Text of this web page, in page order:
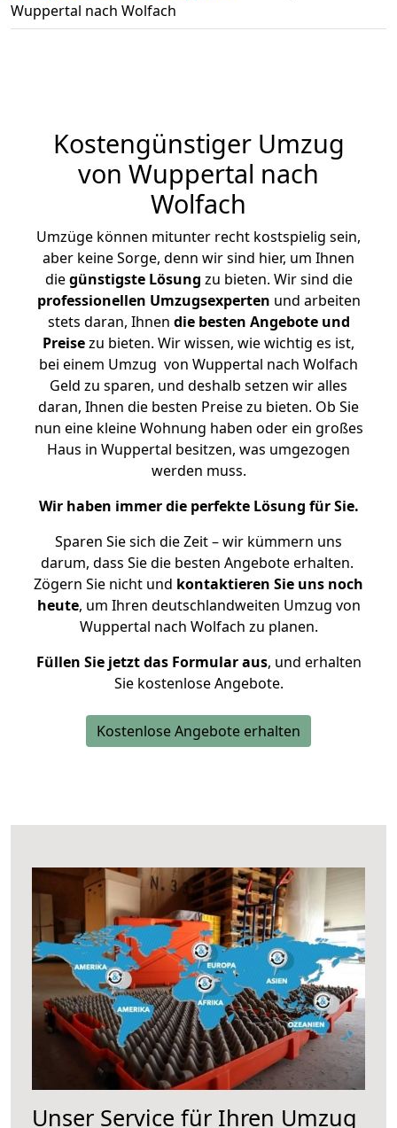
Wuppertal nach Wolfach
Kostengünstiger Umzug
von Wuppertal nach
Wolfach
Umzüge können mitunter recht kostspielig sein,
aber keine Sorge, denn wir sind hier, um Ihnen
diegünstigste Lösung zu bieten. Wir sind die
professionellen Umzugsexperten und arbeiten
stets daran, Ihnen die besten Angebote und
Preisezu bieten. Wir wissen, wie wichtig es ist,
bei einem Umzug von Wuppertal nach Wolfach
Geld zu sparen, und deshalb setzen wir alles
daran, Ihnen die besten Preise zu bieten. Ob Sie
nun eine kleine Wohnung haben oder ein großes
Haus in Wuppertal besitzen, was umgezogen
werden muss.
Wir haben immer die perfekte Lösung für Sie.
Sparen Sie sich die Zeit – wir kümmern uns
darum, dass Sie die besten Angebote erhalten.
Zögern Sie nicht und kontaktieren Sie uns noch
heute, um Ihren deutschlandweiten Umzug von
Wuppertal nach Wolfach zu planen.
Füllen Sie jetzt das Formular aus, und erhalten
Sie kostenlose Angebote.
Kostenlose Angebote erhalten
Unser Service für Ihren Umzug